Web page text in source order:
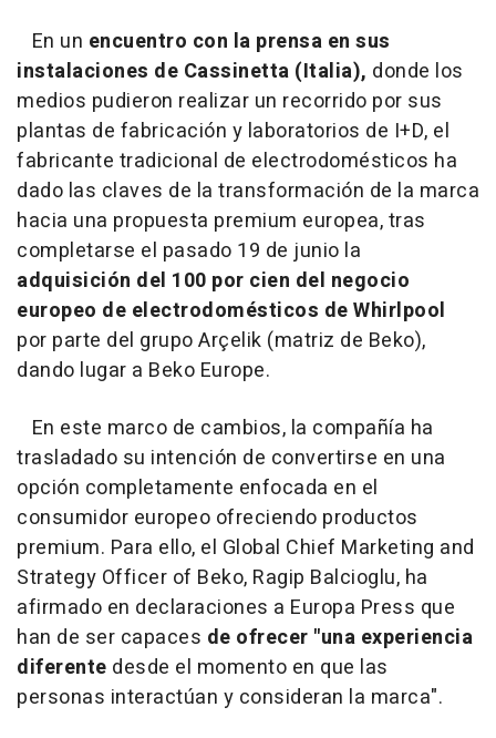
En un encuentro con la prensa en sus
instalaciones de Cassinetta (Italia), donde los
medios pudieron realizar un recorrido por sus
plantas de fabricación y laboratorios de I+D, el
fabricante tradicional de electrodomésticos ha
dado las claves de la transformación de la marca
hacia una propuesta premium europea, tras
completarse el pasado 19 de junio la
adquisición del 100 por cien del negocio
europeo de electrodomésticos de Whirlpool
por parte del grupo Arçelik (matriz de Beko),
dando lugar a Beko Europe.
En este marco de cambios, la compañía ha
trasladado su intención de convertirse en una
opción completamente enfocada en el
consumidor europeo ofreciendo productos
premium. Para ello, el Global Chief Marketing and
Strategy Officer of Beko, Ragip Balcioglu, ha
afirmado en declaraciones a Europa Press que
han de ser capaces de ofrecer "una experiencia
diferente desde el momento en que las
personas interactúan y consideran la marca".